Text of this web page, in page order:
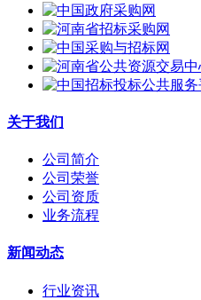
关于我们
公司简介
公司荣誉
公司资质
业务流程
新闻动态
行业资讯